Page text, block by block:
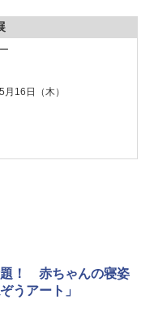
16日（木）
題！ 赤ちゃんの寝姿
うアート」